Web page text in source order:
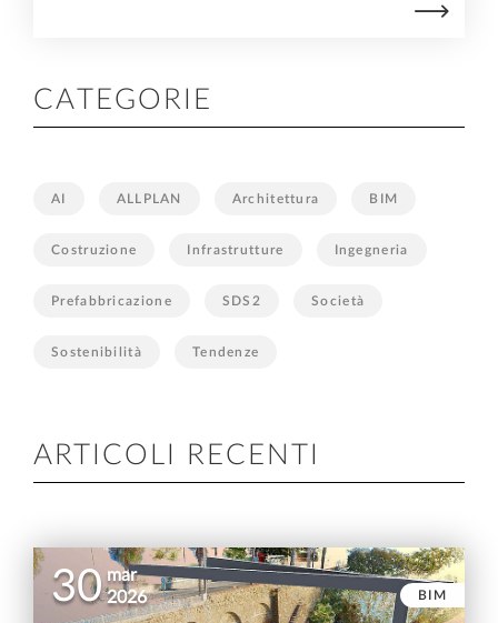
CATEGORIE
AI ALLPLAN Architettura BIM
Costruzione Infrastrutture Ingegneria
Prefabbricazione SDS2 Società
Sostenibilità Tendenze
ARTICOLI RECENTI
30 mar
2026
BIM